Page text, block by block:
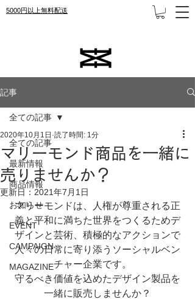
5000円以上無料配送
記事
全ての記事
最新情報
商品情報
お知らせ
EVENT
CAMPAIGN
MAGAZINE
全ての記事
マリーモンド商品を一緒に
売りませんか？
2020年10月1日 読了時間: 1分
更新日： 2021年7月1日
マリーモンドは、人権が尊重される正
義と平和に満ちた世界をつくるためデ
ザインと芸術、積極的なアクションで
人々の日常に寄り添うソーシャルベン
チャー企業です。
守るべき価値を込めたデザイン製品を
一緒に販売しませんか？